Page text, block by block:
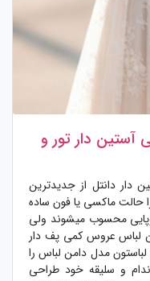
دار تور و
دار دانتل از جدیدترین
حالت ماکسی یا فون ساده
محسوب میشوند ولی
لباس عروس کمی پف دار
مدل دامن لباس را
و سلیقه خود طراحی